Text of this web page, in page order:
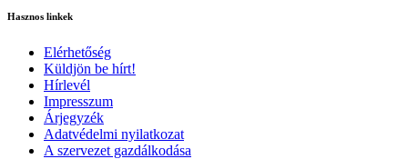
Hasznos linkek
Elérhetőség
Küldjön be hírt!
Hírlevél
Impresszum
Árjegyzék
Adatvédelmi nyilatkozat
A szervezet gazdálkodása